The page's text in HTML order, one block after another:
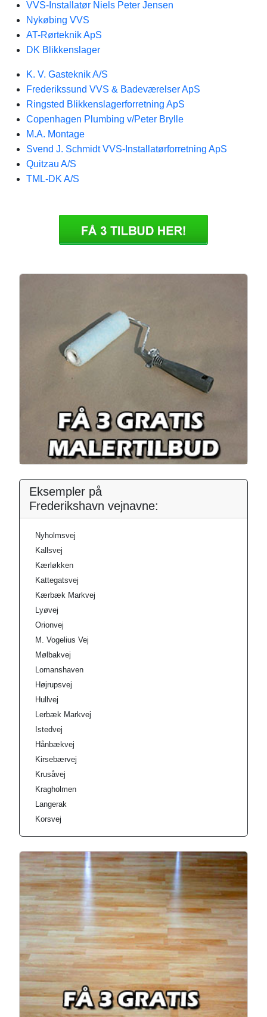
VVS-Installatør Niels Peter Jensen
Nykøbing VVS
AT-Rørteknik ApS
DK Blikkenslager
K. V. Gasteknik A/S
Frederikssund VVS & Badeværelser ApS
Ringsted Blikkenslagerforretning ApS
Copenhagen Plumbing v/Peter Brylle
M.A. Montage
Svend J. Schmidt VVS-Installatørforretning ApS
Quitzau A/S
TML-DK A/S
Eksempler på
Frederikshavn vejnavne:
Nyholmsvej
Kallsvej
Kærløkken
Kattegatsvej
Kærbæk Markvej
Lyøvej
Orionvej
M. Vogelius Vej
Mølbakvej
Lomanshaven
Højrupsvej
Hullvej
Lerbæk Markvej
Istedvej
Hånbækvej
Kirsebærvej
Krusåvej
Kragholmen
Langerak
Korsvej